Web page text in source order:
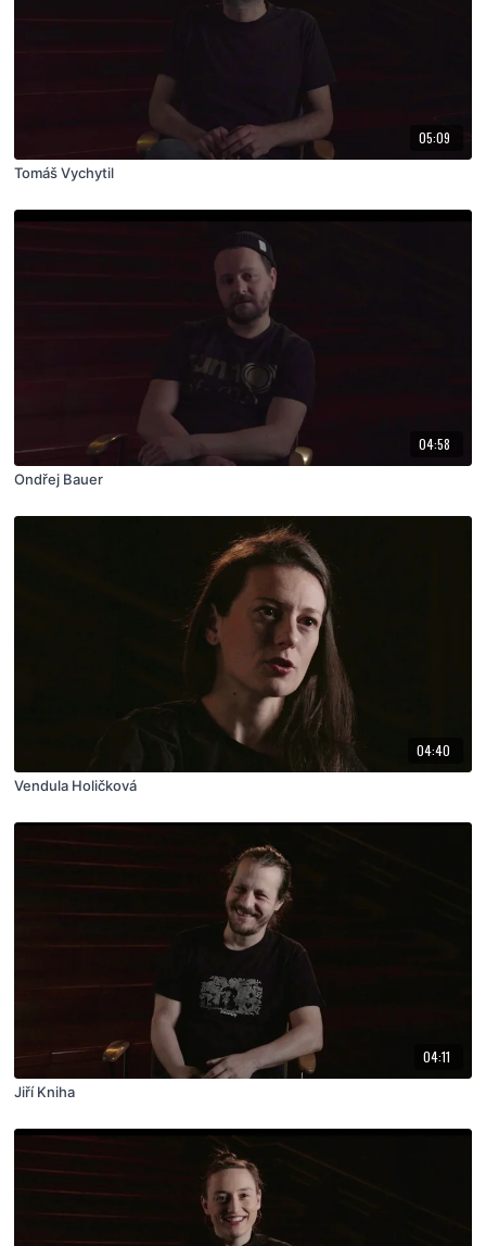
05:09
Tomáš Vychytil
04:58
Ondřej Bauer
04:40
Vendula Holičková
04:11
Jiří Kniha